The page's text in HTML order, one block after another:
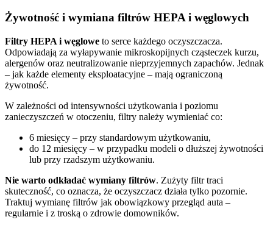
Żywotność i wymiana filtrów HEPA i węglowych
Filtry HEPA i węglowe to serce każdego oczyszczacza.
Odpowiadają za wyłapywanie mikroskopijnych cząsteczek kurzu,
alergenów oraz neutralizowanie nieprzyjemnych zapachów. Jednak
– jak każde elementy eksploatacyjne – mają ograniczoną
żywotność.
W zależności od intensywności użytkowania i poziomu
zanieczyszczeń w otoczeniu, filtry należy wymieniać co:
6 miesięcy – przy standardowym użytkowaniu,
do 12 miesięcy – w przypadku modeli o dłuższej żywotności
lub przy rzadszym użytkowaniu.
Nie warto odkładać wymiany filtrów. Zużyty filtr traci
skuteczność, co oznacza, że oczyszczacz działa tylko pozornie.
Traktuj wymianę filtrów jak obowiązkowy przegląd auta –
regularnie i z troską o zdrowie domowników.